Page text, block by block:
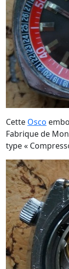
Cette Osco
Fabrique de
type «